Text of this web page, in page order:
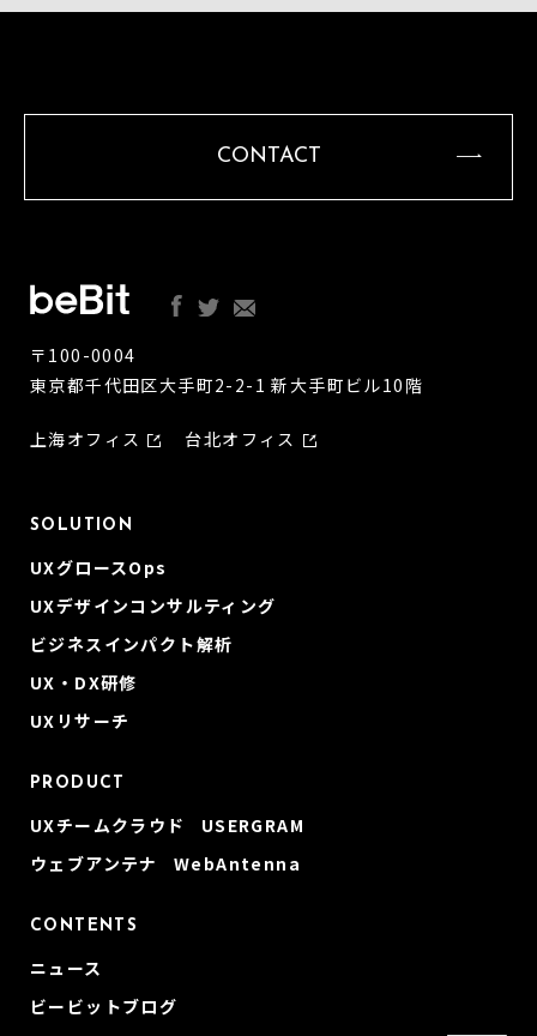
CONTACT
〒100-0004
東京都千代田区大手町2-2-1 新大手町ビル10階
上海オフィス 台北オフィス
SOLUTION
UXグロースOps
UXデザインコンサルティング
ビジネスインパクト解析
UX・DX研修
UXリサーチ
PRODUCT
UXチームクラウド USERGRAM
ウェブアンテナ WebAntenna
CONTENTS
ニュース
ビービットブログ